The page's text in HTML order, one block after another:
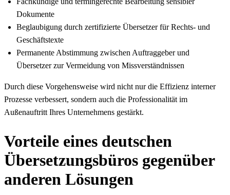
Dokumente
Beglaubigung durch zertifizierte Übersetzer für Rechts- und
Geschäftstexte
Permanente Abstimmung zwischen Auftraggeber und
Übersetzer zur Vermeidung von Missverständnissen
Durch diese Vorgehensweise wird nicht nur die Effizienz interner
Prozesse verbessert, sondern auch die Professionalität im
Außenauftritt Ihres Unternehmens gestärkt.
Vorteile eines deutschen
Übersetzungsbüros gegenüber
anderen Lösungen